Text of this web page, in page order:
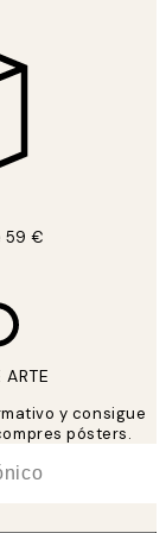
59 €
y consigue
pósters.